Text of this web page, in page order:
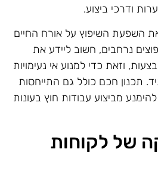
ודרכי ביצוע.
השפעת השיפוץ על אורח החיים
נרחבים, חשוב ליידע את
וזאת כדי למנוע אי נעימויות
תכנון חכם כולל גם התייחסות
מביצוע עבודות חוץ בעונות
של לקוחות